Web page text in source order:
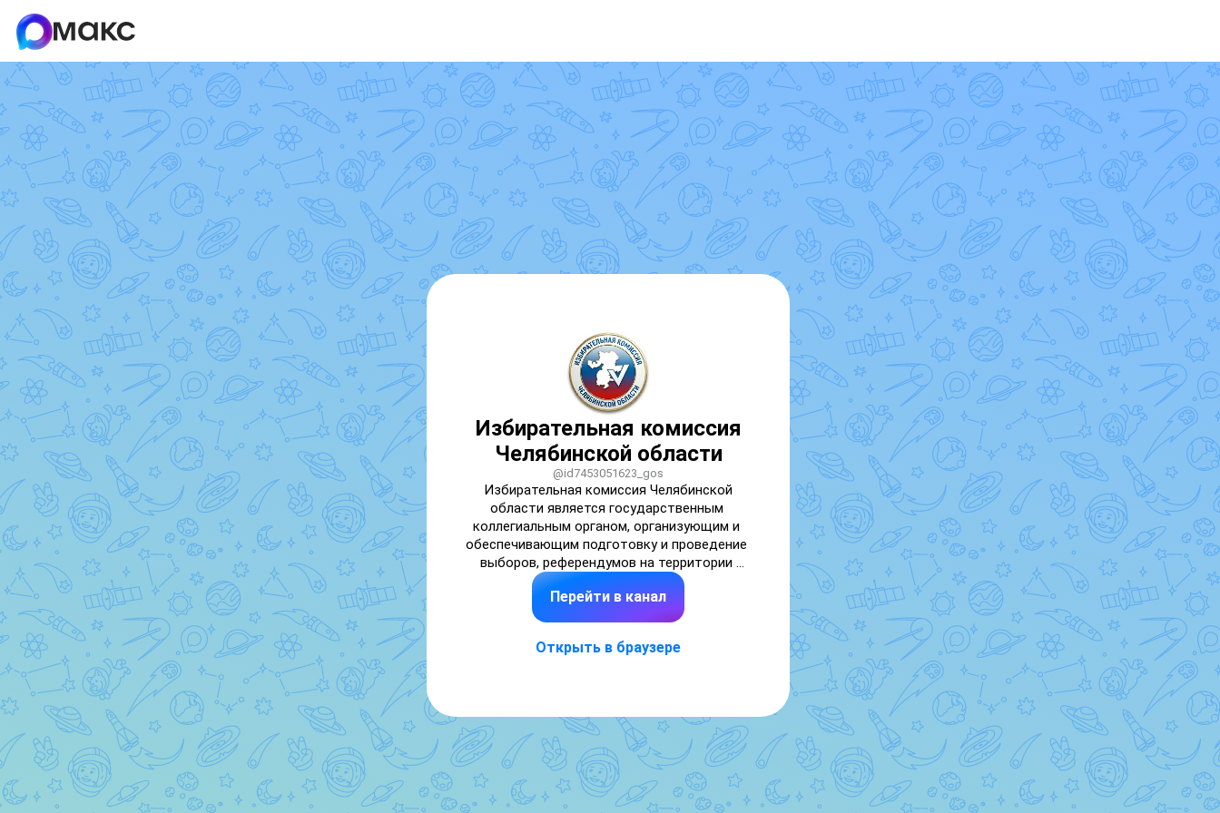
Избирательная комиссия
Челябинской области
@id7453051623_gos
Избирательная комиссия Челябинской
области является государственным
коллегиальным органом, организующим и
обеспечивающим подготовку и проведение
выборов, референдумов на территории
Южного Урала
Перейти в канал
Открыть в браузере